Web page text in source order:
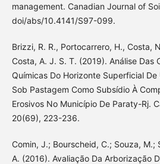
management. Canadian Journal of
doi/abs/10.4141/S97-099.
Brizzi, R. R., Portocarrero, H., Costa,
Costa, A. J. S. T. (2019). Análise Das
Químicas Do Horizonte Superficial
Sob Pastagem Como Subsídio À
Erosivos No Município De Paraty-Rj.
20(69), 223-236.
Comin, J.; Bourscheid, C.; Souza, M.;
A. (2016). Avaliação Da Arborização